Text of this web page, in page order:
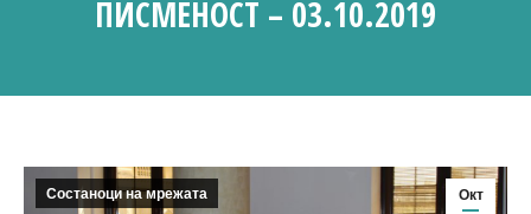
ПИСМЕНОСТ – 03.10.2019
Окт
Состаноци на мрежата